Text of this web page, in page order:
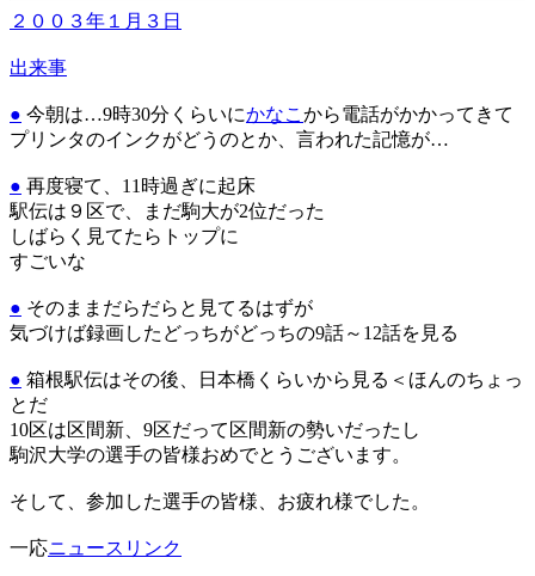
２００３年１月３日
出来事
● 今朝は…9時30分くらいにかなこ から電話がかかってきて
プリンタのインクがどうのとか、言われた記憶が…
● 再度寝て、11時過ぎに起床
駅伝は９区で、まだ駒大が2位だった
しばらく見てたらトップに
すごいな
● そのままだらだらと見てるはずが
気づけば録画したどっちがどっちの9話～12話を見る
● 箱根駅伝はその後、日本橋くらいから見る＜ほんのちょっ
とだ
10区は区間新、9区だって区間新の勢いだったし
駒沢大学の選手の皆様おめでとうございます。
そして、参加した選手の皆様、お疲れ様でした。
一応ニュースリンク